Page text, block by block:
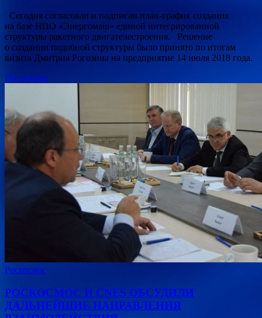
Сегодня согласован и подписан план-график создания
на базе НПО «Энергомаш» единой интегрированной
структуры ракетного двигателестроения. Решение
о создании подобной структуры было принято по итогам
визита Дмитрия Рогозина на предприятие 14 июля 2018 года.
Подробнее
Роскосмос
РОСКОСМОС И CNES ОБСУДИЛИ
ДАЛЬНЕЙШИЕ НАПРАВЛЕНИЯ